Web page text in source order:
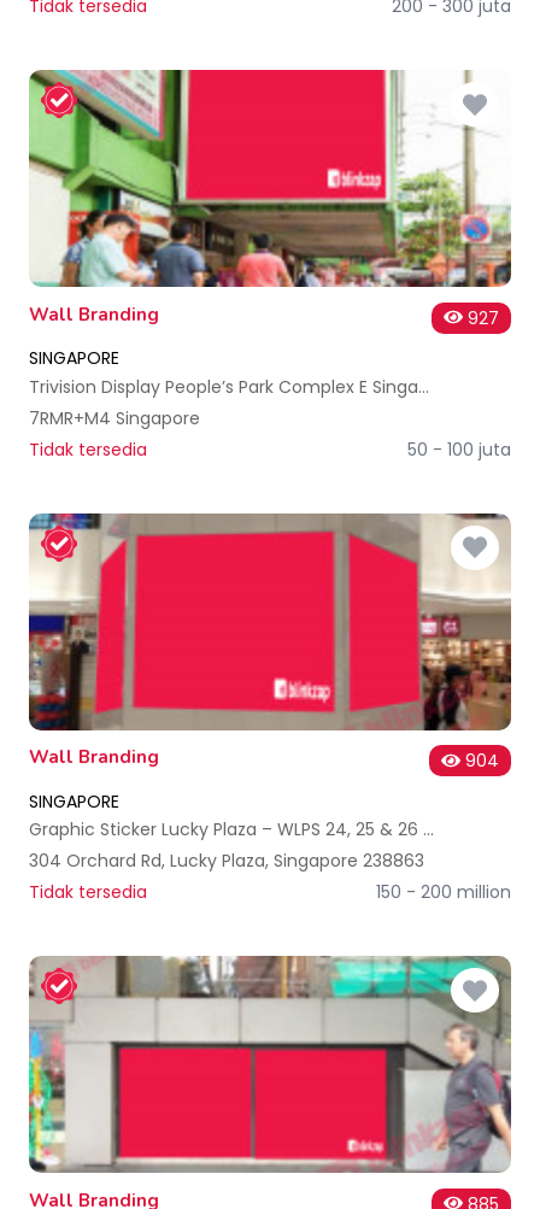
Tidak tersedia
200 - 300 juta
Wall Branding
927
SINGAPORE
Trivision Display People’s Park Complex E Singapore
7RMR+M4 Singapore
Tidak tersedia
50 - 100 juta
Wall Branding
904
SINGAPORE
Graphic Sticker Lucky Plaza – WLPS 24, 25 & 26 Singapore
304 Orchard Rd, Lucky Plaza, Singapore 238863
Tidak tersedia
150 - 200 million
Wall Branding 885